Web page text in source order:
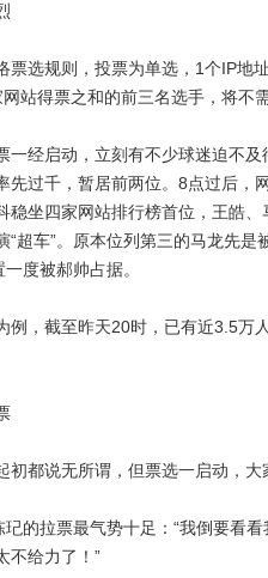
选规则，投票为单选，1个IP地址
站得票之和的前三名选手，将不
经启动，立刻有不少球迷迫不及
先过千，暂居前两位。8点过后，
稳坐四家网站排行榜首位，王皓
“超车”。原本位列第三的马龙先
一度被郝帅占据。
，截至昨天20时，已有近3.5万
都说无所谓，但票选一启动，大
的拉票最气势十足：“我倒要看看
不给力了！”